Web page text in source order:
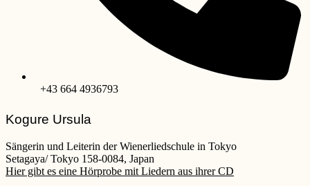
+43 664 4936793
Kogure Ursula
Sängerin und Leiterin der Wienerliedschule in Tokyo
Setagaya/ Tokyo 158-0084, Japan
Hier gibt es eine Hörprobe mit Liedern aus ihrer CD